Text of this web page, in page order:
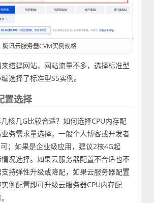
腾讯云服务器CVM实例规格
搭建网站，网站流量不多，选择标准型
选择了标准型S5实例。
置选择
核几G比较合适？如何选择CPU内存配
务需求量选择，一般个人博客或开发者
；如果是企业级应用，建议2核4G起
况选择。如果云服务器配置不合适也不
持弹性升级或降配，如果云服务器配置
例配置即可升级云服务器CPU内存配